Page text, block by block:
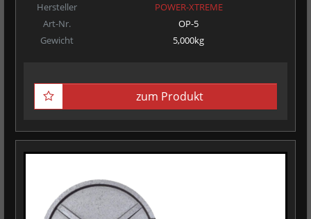
Hersteller
POWER-XTREME
Art-Nr.
OP-5
Gewicht
5,000kg
zum Produkt